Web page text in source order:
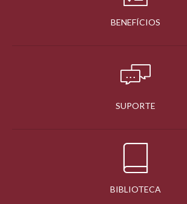
BENEFÍCIOS
SUPORTE
BIBLIOTECA